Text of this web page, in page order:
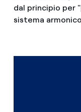
dal principio per
sistema